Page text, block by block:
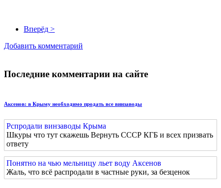
Вперёд >
Добавить комментарий
Последние комментарии на сайте
Аксенов: в Крыму необходимо продать все винзаводы
Рспродали винзаводы Крыма
Шкуры что тут скажешь Вернуть СССР КГБ и всех призвать
ответу
Понятно на чью мельницу льет воду Аксенов
Жаль, что всё распродали в частные руки, за безценок